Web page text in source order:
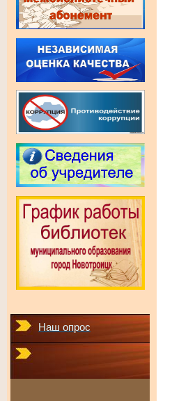
Наш опрос